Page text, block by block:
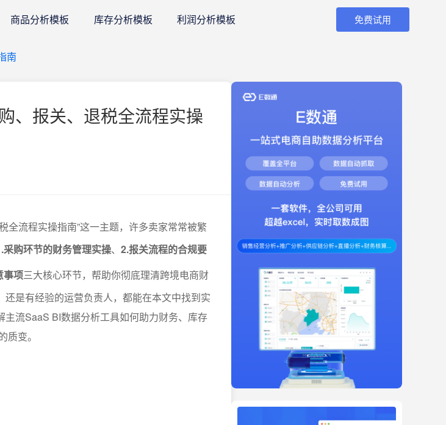
商品分析模板 库存分析模板 利润分析模板 免费试用
南
、报关、退税全流程实操
全流程实操指南”这一主题，许多卖家常常被繁
采购环节的财务管理实操、 2.报关流程的合规要
事项三大核心环节，帮助你彻底理清跨境电商财
是有经验的运营负责人，都能在本文中找到实
流SaaS BI数据分析工具如何助力财务、库存
质变。